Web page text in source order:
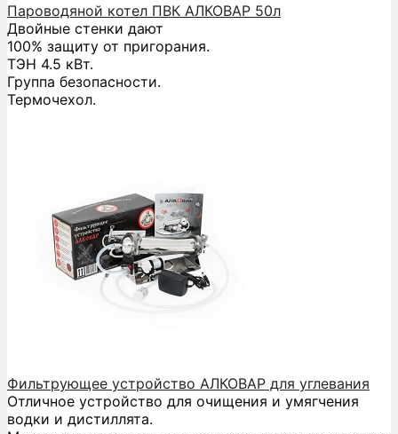
Пароводяной котел ПВК АЛКОВАР 50л
Двойные стенки дают
100% защиту от пригорания.
ТЭН 4.5 кВт.
Группа безопасности.
Термочехол.
Фильтрующее устройство АЛКОВАР для углевания
Отличное устройство для очищения и умягчения
водки и дистиллята.